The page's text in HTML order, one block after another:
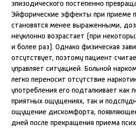
эпизодического постепенно
Эйфорические эффекты при приеме
становятся менее выраженными,
неуклонно возрастает (при
и более раз). Однако физическая
отсутствует, поэтому пациент
управляет ситуацией. Больной
легко переносит отсутствие
употребления его подталкивает как
приятных ощущениях, так и
ощущение дискомфорта,
дней после прекращения приема